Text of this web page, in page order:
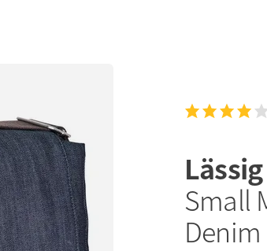
Lässig
Small